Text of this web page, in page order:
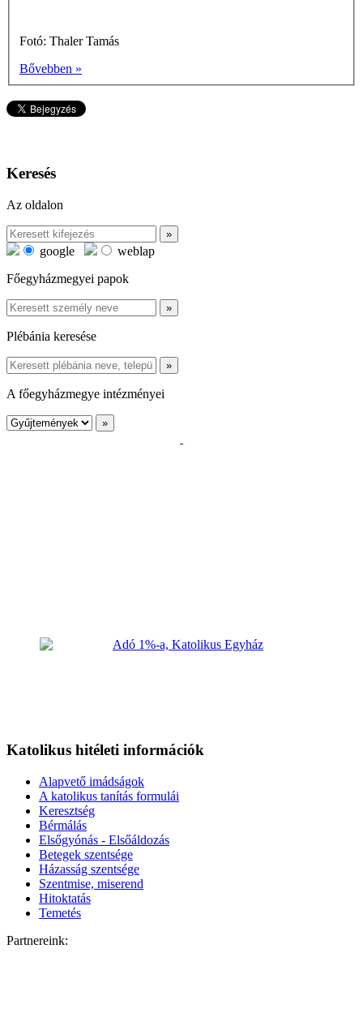
Fotó: Thaler Tamás
Bővebben »
Keresés
Az oldalon
google
weblap
Főegyházmegyei papok
Plébánia keresése
A főegyházmegye intézményei
Katolikus hitéleti információk
Alapvető imádságok
A katolikus tanítás formulái
Keresztség
Bérmálás
Elsőgyónás - Elsőáldozás
Betegek szentsége
Házasság szentsége
Szentmise, miserend
Hitoktatás
Temetés
Partnereink: